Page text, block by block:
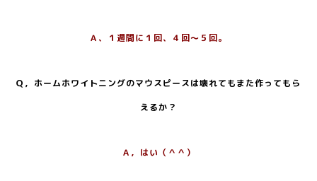
Ａ、１週間に１回、４回～５回。
Ｑ，ホームホワイトニングのマウスピースは壊れてもまた作ってもら
えるか？
Ａ，はい（＾＾）